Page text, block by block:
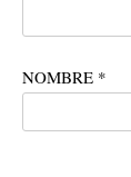
NOMBRE *